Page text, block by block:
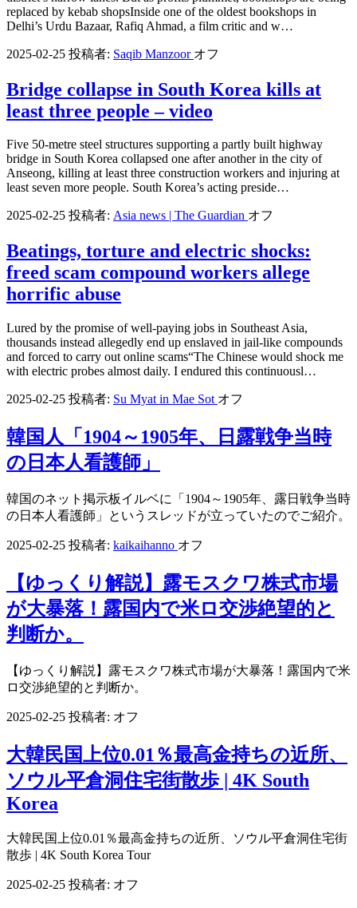
replaced by kebab shopsInside one of the oldest bookshops in
Delhi’s Urdu Bazaar, Rafiq Ahmad, a film critic and w…
2025-02-25 投稿者: Saqib Manzoor オフ
Bridge collapse in South Korea kills at
least three people – video
Five 50-metre steel structures supporting a partly built highway
bridge in South Korea collapsed one after another in the city of
Anseong, killing at least three construction workers and injuring at
least seven more people. South Korea’s acting preside…
2025-02-25 投稿者: Asia news | The Guardian オフ
Beatings, torture and electric shocks:
freed scam compound workers allege
horrific abuse
Lured by the promise of well-paying jobs in Southeast Asia,
thousands instead allegedly end up enslaved in jail-like compounds
and forced to carry out online scams“The Chinese would shock me
with electric probes almost daily. I endured this continuousl…
2025-02-25 投稿者: Su Myat in Mae Sot オフ
韓国人「1904～1905年、日露戦争当時
の日本人看護師」
韓国のネット掲示板イルベに「1904～1905年、露日戦争当時
の日本人看護師」というスレッドが立っていたのでご紹介。
2025-02-25 投稿者: kaikaihanno オフ
【ゆっくり解説】露モスクワ株式市場
が大暴落！露国内で米ロ交渉絶望的と
判断か。
【ゆっくり解説】露モスクワ株式市場が大暴落！露国内で米
ロ交渉絶望的と判断か。
2025-02-25 投稿者: オフ
大韓民国上位0.01％最高金持ちの近所、
ソウル平倉洞住宅街散歩 | 4K South
Korea
大韓民国上位0.01％最高金持ちの近所、ソウル平倉洞住宅街
散歩 | 4K South Korea Tour
2025-02-25 投稿者: オフ